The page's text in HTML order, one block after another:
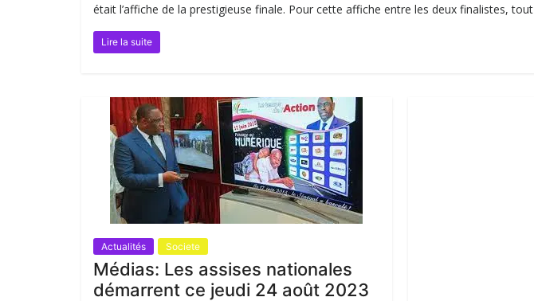
était l’affiche de la prestigieuse finale. Pour cette affiche entre les deux finalistes, tout
Lire la suite
Actualités Societe
Médias: Les assises nationales
démarrent ce jeudi 24 août 2023